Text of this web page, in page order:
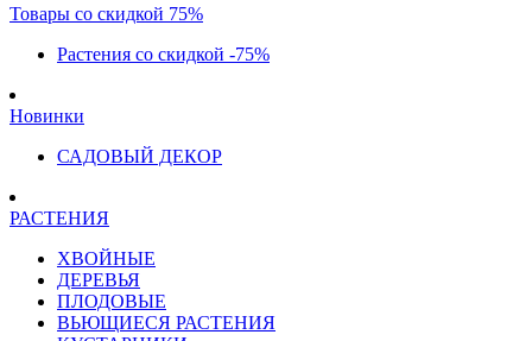
Товары со скидкой 75%
Растения со скидкой -75%
Новинки
САДОВЫЙ ДЕКОР
РАСТЕНИЯ
ХВОЙНЫЕ
ДЕРЕВЬЯ
ПЛОДОВЫЕ
ВЬЮЩИЕСЯ РАСТЕНИЯ